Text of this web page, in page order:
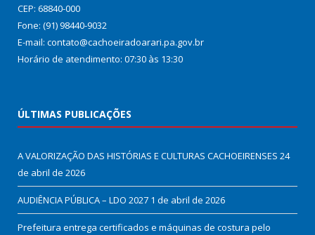
CEP: 68840-000
Fone: (91) 98440-9032
E-mail: contato@cachoeiradoarari.pa.gov.br
Horário de atendimento: 07:30 às 13:30
ÚLTIMAS PUBLICAÇÕES
A VALORIZAÇÃO DAS HISTÓRIAS E CULTURAS CACHOEIRENSES 24
de abril de 2026
AUDIÊNCIA PÚBLICA – LDO 2027 1 de abril de 2026
Prefeitura entrega certificados e máquinas de costura pelo